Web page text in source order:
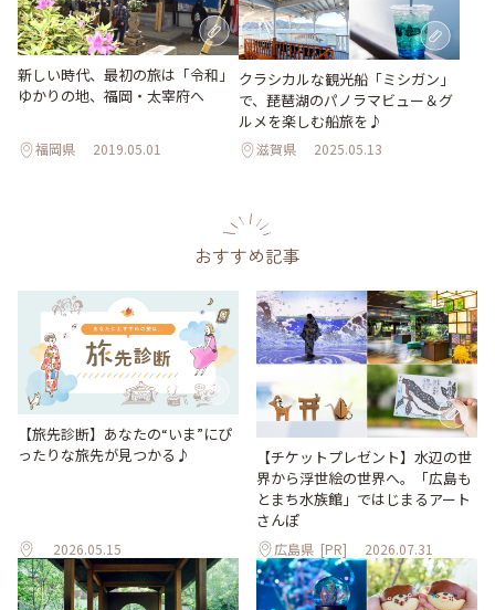
新しい時代、最初の旅は「令和」
ゆかりの地、福岡・太宰府へ
福岡県 2019.05.01
クラシカルな観光船「ミシガン」
で、琵琶湖のパノラマビュー＆グ
ルメを楽しむ船旅を♪
滋賀県 2025.05.13
おすすめ記事
【旅先診断】あなたの“いま”にぴ
ったりな旅先が見つかる♪
2026.05.15
【チケットプレゼント】水辺の世
界から浮世絵の世界へ。「広島も
とまち水族館」ではじまるアート
さんぽ
広島県 [PR] 2026.07.31